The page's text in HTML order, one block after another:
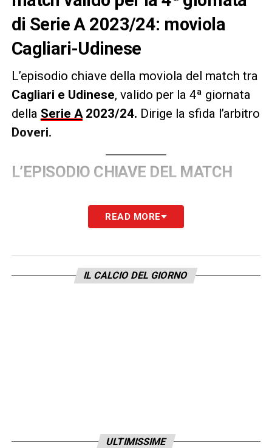
di Serie A 2023/24: moviola
Cagliari-Udinese
L’episodio chiave della moviola del match tra
Cagliari e Udinese, valido per la 4ª giornata
della Serie A2023/24. Dirige la sfida l’arbitro
Doveri.
L’EPISODIO CHIAVE DEL MATCH
LA PLAYLIST DELLE NOSTRE TOP NEWS
READ MORE
IL CALCIO DEL GIORNO
ULTIMISSIME